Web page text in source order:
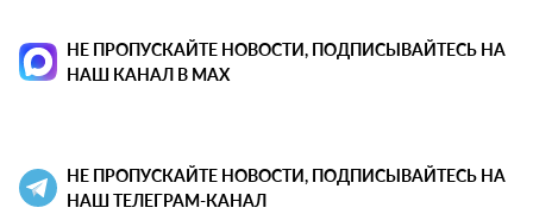
НЕ ПРОПУСКАЙТЕ НОВОСТИ, ПОДПИСЫВАЙТЕСЬ НА
НАШ КАНАЛ В MAX
НЕ ПРОПУСКАЙТЕ НОВОСТИ, ПОДПИСЫВАЙТЕСЬ НА
НАШ ТЕЛЕГРАМ-КАНАЛ